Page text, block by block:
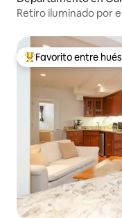
Retiro iluminado por
De los mejores en
Favorito entre